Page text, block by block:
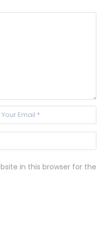
in this browser for the